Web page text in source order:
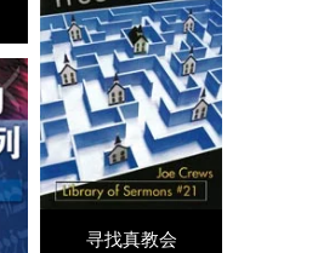
寻找真教会